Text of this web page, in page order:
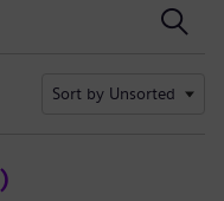
Sort by Unsorted